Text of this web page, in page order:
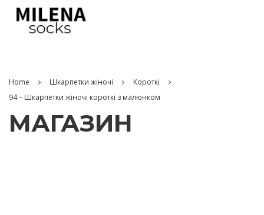
Home Шкарпетки жіночі
Короткі
94 – Шкарпетки жіночі короткі з малюнком
МАГАЗИН